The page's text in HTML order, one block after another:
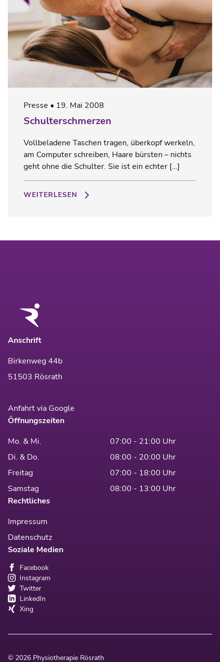
Presse 19. Mai 2008
Schulterschmerzen
Vollbeladene Taschen tragen, überkopf werkeln,
am Computer schreiben, Haare bürsten – nichts
geht ohne die Schulter. Sie ist ein echter […]
WEITERLESEN
Anschrift
Birkenweg 44b
51503 Rösrath
Anfahrt via Google
Öffnungszeiten
Mo. & Mi.
07:00 - 21:00 Uhr
Di. & Do.
08:00 - 20:00 Uhr
Freitag
07:00 - 18:00 Uhr
Samstag
08:00 - 13:00 Uhr
Rechtliches
Impressum
Datenschutz
Soziale Medien
Facebook
Instagram
Twitter
LinkedIn
Xing
© 2026 Physiotherapie Rösrath